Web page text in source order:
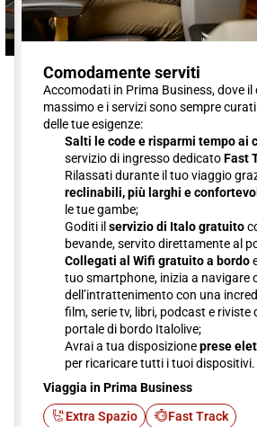
Comodamente serviti
Accomodati in Prima Business, dove
massimo e i servizi sono sempre
delle tue esigenze:
Salti le code e risparmi tempo ai
servizio di ingresso dedicatoFast
Rilassati durante il tuo viaggio
reclinabili, più larghi e
le tue gambe;
Goditi il servizio di Italo gratuito
bevande, servito direttamente al
Collegati al Wifi gratuito a bordo
tuo smartphone, inizia a navigare
dell’intrattenimento con una
film, serie tv, libri, podcast e riviste
portale di bordo Italolive;
Avrai a tua disposizioneprese
per ricaricare tutti i tuoi dispositivi.
Viaggia in Prima Business
Extra Spazio
Fast Track